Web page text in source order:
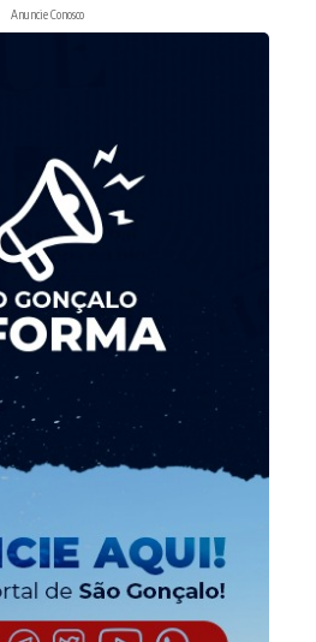
Anuncie Conosco